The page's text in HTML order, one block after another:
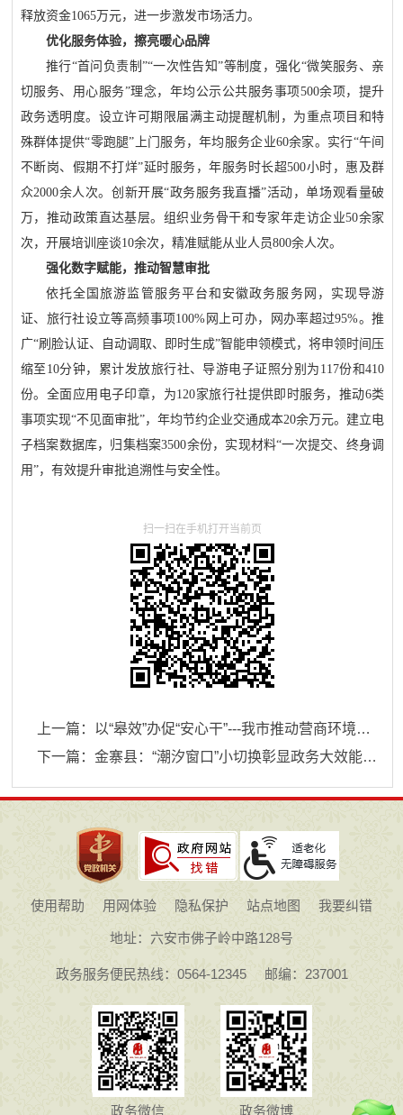
释放资金1065万元，进一步激发市场活力。
优化服务体验，擦亮暖心品牌
推行“首问负责制”“一次性告知”等制度，强化“微笑服务、亲
切服务、用心服务”理念，年均公示公共服务事项500余项，提升
政务透明度。设立许可期限届满主动提醒机制，为重点项目和特
殊群体提供“零跑腿”上门服务，年均服务企业60余家。实行“午间
不断岗、假期不打烊”延时服务，年服务时长超500小时，惠及群
众2000余人次。创新开展“政务服务我直播”活动，单场观看量破
万，推动政策直达基层。组织业务骨干和专家年走访企业50余家
次，开展培训座谈10余次，精准赋能从业人员800余人次。
强化数字赋能，推动智慧审批
依托全国旅游监管服务平台和安徽政务服务网，实现导游
证、旅行社设立等高频事项100%网上可办，网办率超过95%。推
广“刷脸认证、自动调取、即时生成”智能申领模式，将申领时间压
缩至10分钟，累计发放旅行社、导游电子证照分别为117份和410
份。全面应用电子印章，为120家旅行社提供即时服务，推动6类
事项实现“不见面审批”，年均节约企业交通成本20余万元。建立电
子档案数据库，归集档案3500余份，实现材料“一次提交、终身调
用”，有效提升审批追溯性与安全性。
扫一扫在手机打开当前页
上一篇： 以“皋效”办促“安心干”---我市推动营商环境建设迈入品牌驱动
下一篇： 金寨县：“潮汐窗口”小切换彰显政务大效能
使用帮助 用网体验 隐私保护 站点地图 我要纠错
地址：六安市佛子岭中路128号
政务服务便民热线：0564-12345 邮编：237001
政务微信 政务微博